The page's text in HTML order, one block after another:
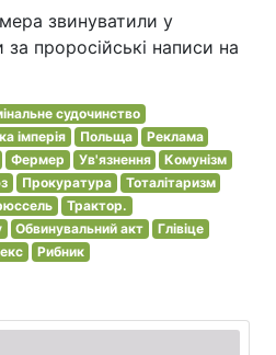
звинуватили у
за проросійські написи на
судочинство
імперія Польща
Реклама
Фермер Ув'язнення
Комунізм
Прокуратура
Тоталітаризм
Трактор.
Обвинувальний акт
Глівіце
Рибник